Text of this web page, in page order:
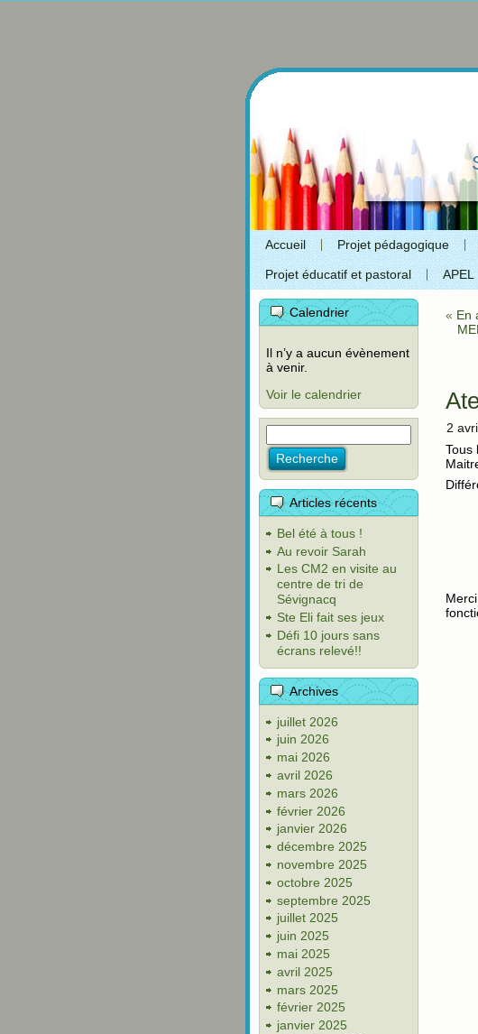
Accueil Projet pédagogique
Projet éducatif et pastoral APEL
Calendrier
Il n’y a aucun évènement
à venir.
Voir le calendrier
Articles récents
Bel été à tous !
Au revoir Sarah
Les CM2 en visite au
centre de tri de
Sévignacq
Ste Eli fait ses jeux
Défi 10 jours sans
écrans relevé!!
Archives
juillet 2026
juin 2026
mai 2026
avril 2026
mars 2026
février 2026
janvier 2026
décembre 2025
novembre 2025
octobre 2025
septembre 2025
juillet 2025
juin 2025
mai 2025
avril 2025
mars 2025
février 2025
janvier 2025
« En
2
Tous